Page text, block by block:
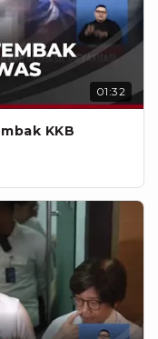
01:32
KKB